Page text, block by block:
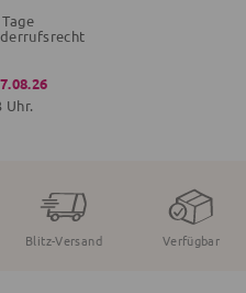
Uhr.
Blitz-Versand Verfügbar